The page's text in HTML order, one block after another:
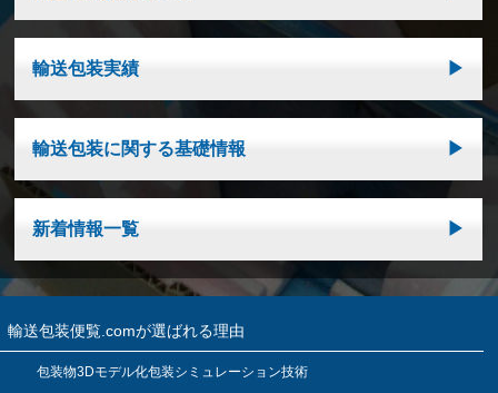
輸送包装実績
輸送包装に関する基礎情報
新着情報一覧
輸送包装便覧.comが選ばれる理由
包装物3Dモデル化包装シミュレーション技術